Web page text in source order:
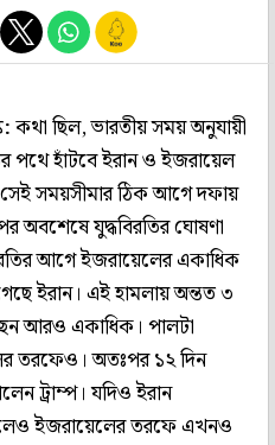
কথা ছিল, ভারতীয় সময় অনুযায়ী
পথে হাঁটবে ইরান ও ইজরায়েল
সময়সীমার ঠিক আগে দফায়
অবশেষে যুদ্ধবিরতির ঘোষণা
আগে ইজরায়েলের একাধিক
ইরান। এই হামলায় অন্তত ৩
আরও একাধিক। পালটা
তরফেও। অতঃপর ১২ দিন
ট্রাম্প। যদিও ইরান
ইজরায়েলের তরফে এখনও